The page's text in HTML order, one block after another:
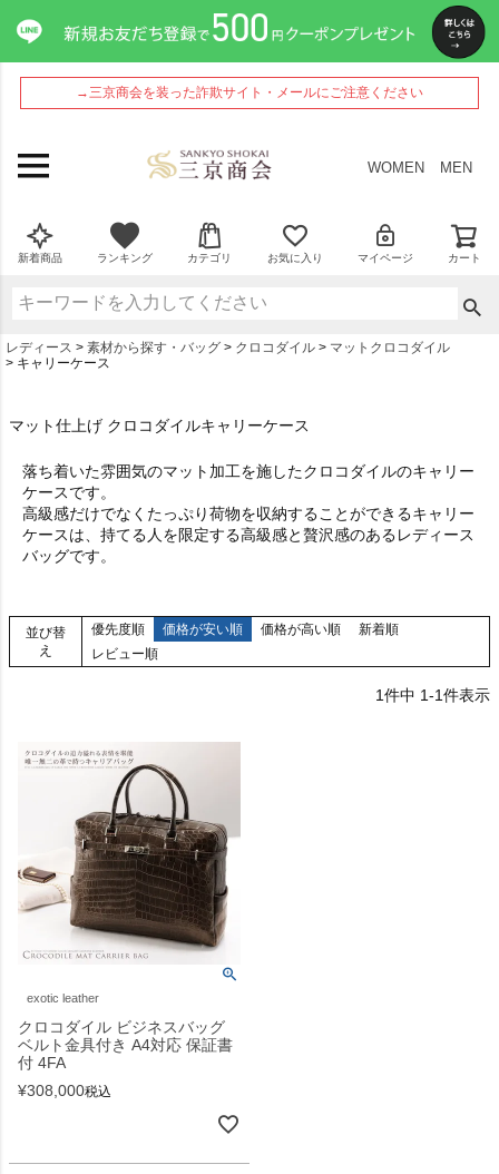
→三京商会を装った詐欺サイト・メールにご注意ください
WOMEN MEN
新着商品 ランキング カテゴリ お気に入り マイページ カート
レディース 素材から探す・バッグ クロコダイル
マットクロコダイル
キャリーケース
マット仕上げ クロコダイルキャリーケース
落ち着いた雰囲気のマット加工を施したクロコダイルのキャリー
ケースです。
高級感だけでなくたっぷり荷物を収納することができるキャリー
ケースは、持てる人を限定する高級感と贅沢感のあるレディース
バッグです。
並び替
え
優先度順 価格が安い順 価格が高い順
新着順
レビュー順
1件中 1-1件表示
exotic leather
クロコダイル ビジネスバッグ
ベルト金具付き A4対応 保証書
付 4FA
¥308,000税込